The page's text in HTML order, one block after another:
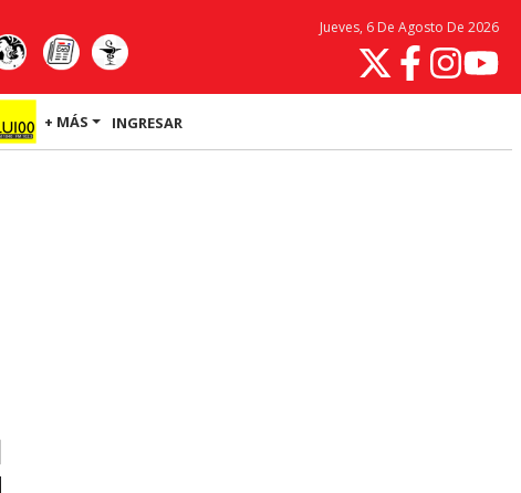
Jueves, 6 De Agosto De 2026
+ MÁS INGRESAR